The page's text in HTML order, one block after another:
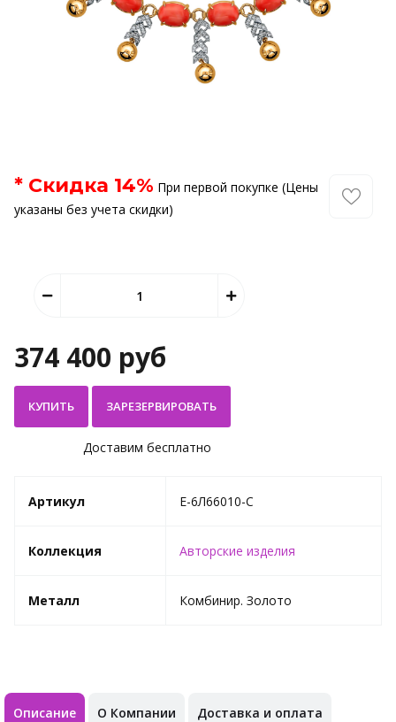
* Скидка 14% При первой покупке (Цены
указаны без учета скидки)
374 400 руб
КУПИТЬ
Доставим бесплатно
Артикул E-6Л66010-C
Коллекция Авторские изделия
Металл Комбинир. Золото
Описание О Компании Доставка и оплата